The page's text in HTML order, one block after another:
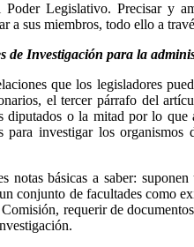
Legislativo. Precisar y
a sus miembros, todo ello a
de Investigación para la
que los legisladores
el tercer párrafo del
diputados o la mitad por lo que
investigar los organismos
notas básicas a saber:
conjunto de facultades como
requerir de